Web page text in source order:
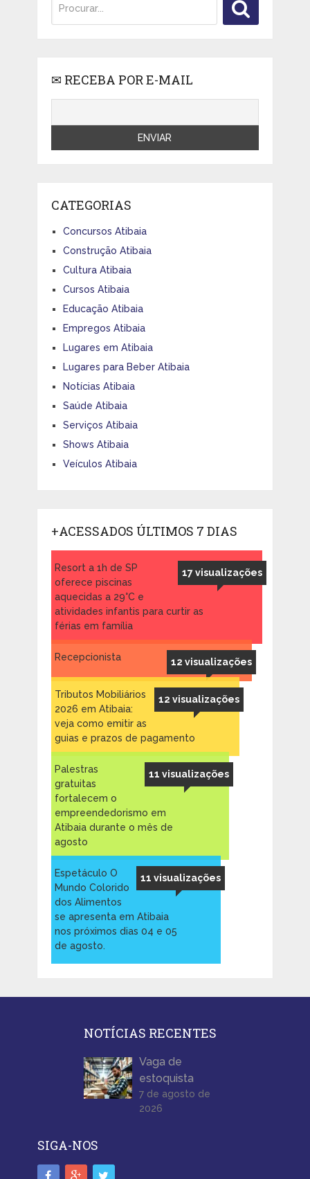
✉ RECEBA POR E-MAIL
CATEGORIAS
Concursos Atibaia
Construção Atibaia
Cultura Atibaia
Cursos Atibaia
Educação Atibaia
Empregos Atibaia
Lugares em Atibaia
Lugares para Beber Atibaia
Notícias Atibaia
Saúde Atibaia
Serviços Atibaia
Shows Atibaia
Veículos Atibaia
+ACESSADOS ÚLTIMOS 7 DIAS
17 visualizações
Resort a 1h de SP
oferece piscinas
aquecidas a 29°C e
atividades infantis para curtir as
férias em família
12 visualizações
Recepcionista
12 visualizações
Tributos Mobiliários
2026 em Atibaia:
veja como emitir as
guias e prazos de pagamento
11 visualizações
Palestras
gratuitas
fortalecem o
empreendedorismo em
Atibaia durante o mês de
agosto
11 visualizações
Espetáculo O
Mundo Colorido
dos Alimentos
se apresenta em Atibaia
nos próximos dias 04 e 05
de agosto.
NOTÍCIAS RECENTES
Vaga de
estoquista
7 de agosto de
2026
SIGA-NOS